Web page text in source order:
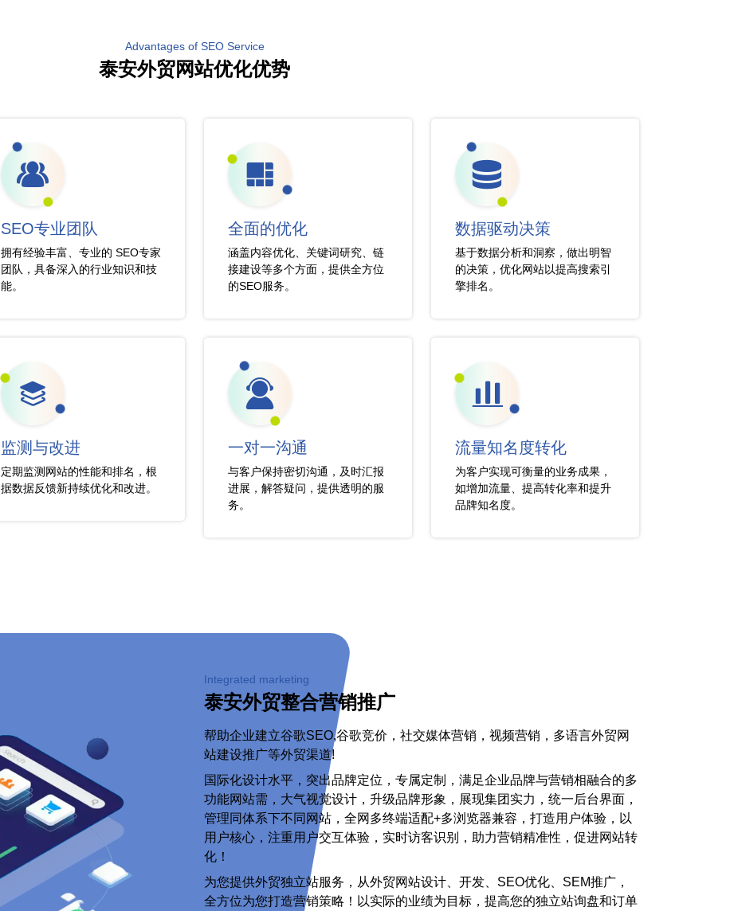
Advantages of SEO Service
泰安外贸网站优化优势
SEO专业团队
拥有经验丰富、专业的 SEO专家
团队，具备深入的行业知识和技
能。
全面的优化
涵盖内容优化、关键词研究、链
接建设等多个方面，提供全方位
的SEO服务。
数据驱动决策
基于数据分析和洞察，做出明智
的决策，优化网站以提高搜索引
擎排名。
监测与改进
定期监测网站的性能和排名，根
据数据反馈新持续优化和改进。
一对一沟通
与客户保持密切沟通，及时汇报
进展，解答疑问，提供透明的服
务。
流量知名度转化
为客户实现可衡量的业务成果，
如增加流量、提高转化率和提升
品牌知名度。
Integrated marketing
泰安外贸整合营销推广
帮助企业建立谷歌SEO,谷歌竞价，社交媒体营销，视频营销，多语言外贸网
站建设推广等外贸渠道!
国际化设计水平，突出品牌定位，专属定制，满足企业品牌与营销相融合的多
功能网站需，大气视觉设计，升级品牌形象，展现集团实力，统一后台界面，
管理同体系下不同网站，全网多终端适配+多浏览器兼容，打造用户体验，以
用户核心，注重用户交互体验，实时访客识别，助力营销精准性，促进网站转
化！
为您提供外贸独立站服务，从外贸网站设计、开发、SEO优化、SEM推广，
全方位为您打造营销策略！以实际的业绩为目标，提高您的独立站询盘和订单